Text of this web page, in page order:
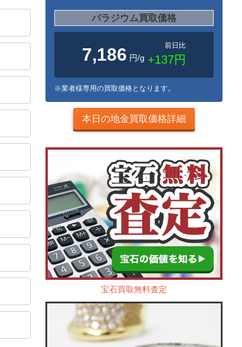
パラジウム買取価格
7,186 円/g
前日比
+137円
※業者様専用の買取価格となります。
本日の地金買取価格詳細
宝石買取無料査定